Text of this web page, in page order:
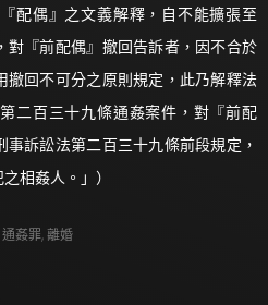
配偶』之文義解釋，自不能擴張至
對『前配偶』撤回告訴者，因不合於
回不可分之原則規定，此乃解釋法
二百三十九條通姦案件，對『前配
訴訟法第二百三十九條前段規定，
相姦人。」）
通姦罪,離婚